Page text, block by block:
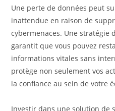
Une perte de données peut
inattendue en raison de
cybermenaces. Une stratégie
garantit que vous pouvez
informations vitales sans
protège non seulement vos
la confiance au sein de votre
Investir dans une solution de